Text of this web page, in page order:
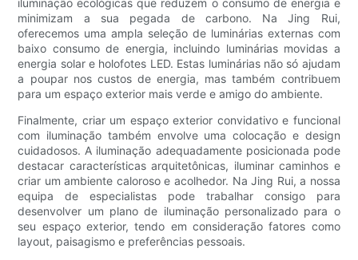
iluminação ecológicas que reduzem o consumo de energia e
minimizam a sua pegada de carbono. Na Jing Rui,
oferecemos uma ampla seleção de luminárias externas com
baixo consumo de energia, incluindo luminárias movidas a
energia solar e holofotes LED. Estas luminárias não só ajudam
a poupar nos custos de energia, mas também contribuem
para um espaço exterior mais verde e amigo do ambiente.
Finalmente, criar um espaço exterior convidativo e funcional
com iluminação também envolve uma colocação e design
cuidadosos. A iluminação adequadamente posicionada pode
destacar características arquitetônicas, iluminar caminhos e
criar um ambiente caloroso e acolhedor. Na Jing Rui, a nossa
equipa de especialistas pode trabalhar consigo para
desenvolver um plano de iluminação personalizado para o
seu espaço exterior, tendo em consideração fatores como
layout, paisagismo e preferências pessoais.